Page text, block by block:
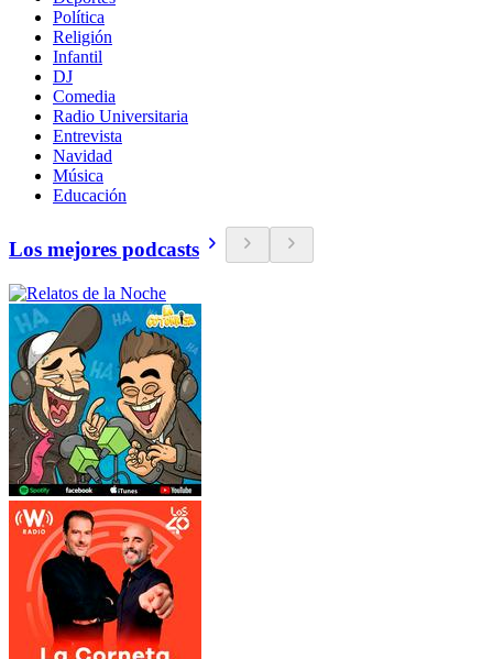
Política
Religión
Infantil
DJ
Comedia
Radio Universitaria
Entrevista
Navidad
Música
Educación
Los mejores podcasts